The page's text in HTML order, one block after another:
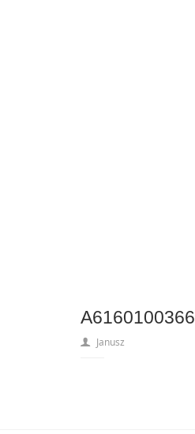
A6160100366
Janusz